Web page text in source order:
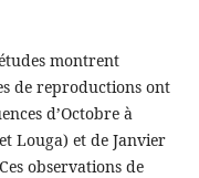
montrent
de reproductions ont
d’Octobre à
Louga) et de Janvier
observations de